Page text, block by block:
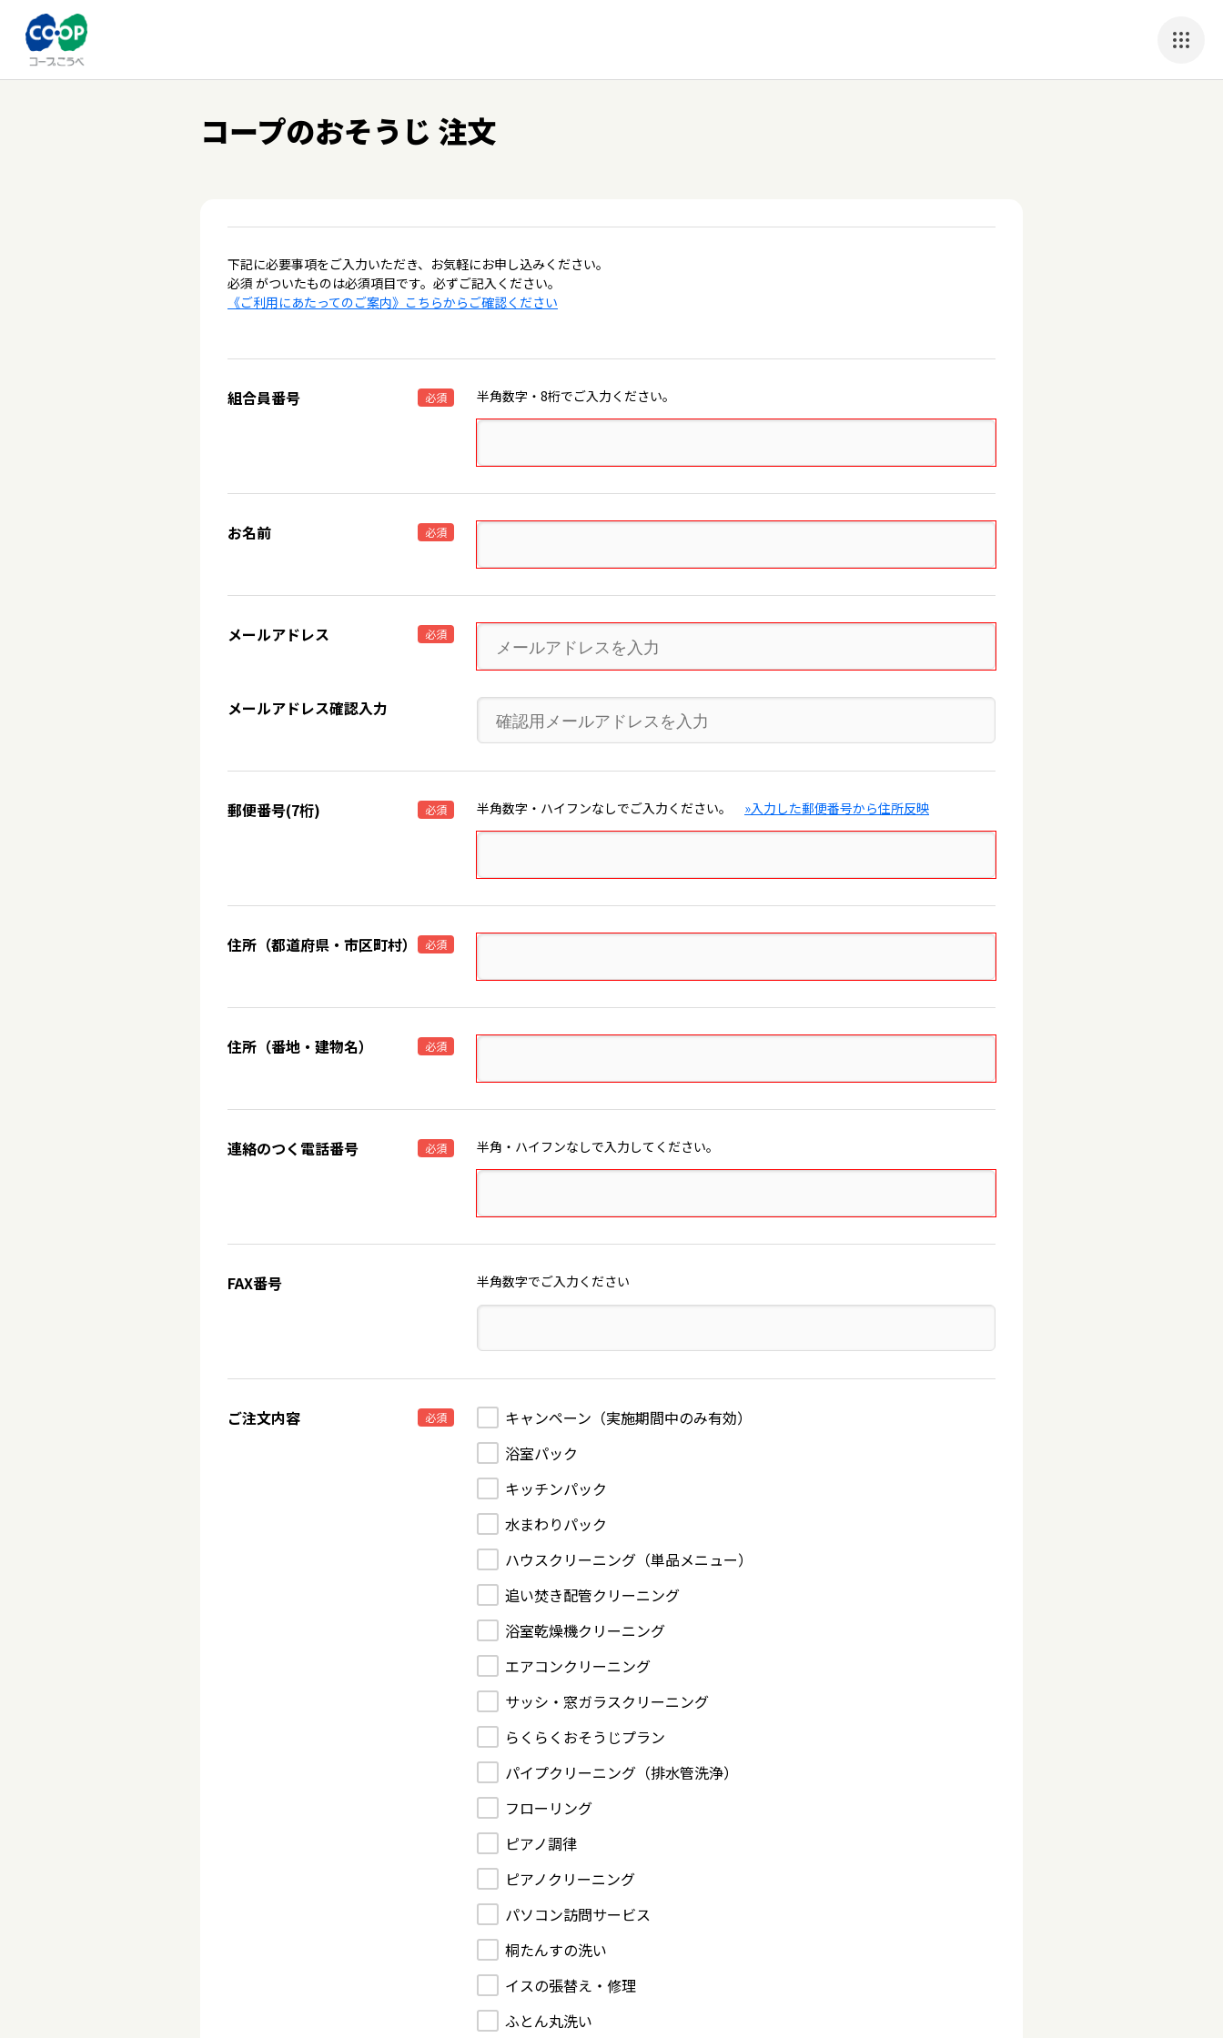
コープのおそうじ 注文
下記に必要事項をご入力いただき、お気軽にお申し込みください。
必須 がついたものは必須項目です。必ずご記入ください。
《ご利用にあたってのご案内》こちらからご確認ください
組合員番号 必須 半角数字・8桁でご入力ください。
お名前 必須
メールアドレス 必須
メールアドレス確認入力
郵便番号(7桁) 必須 半角数字・ハイフンなしでご入力ください。 »入力した郵便番号から住所反映
住所（都道府県・市区町村） 必須
住所（番地・建物名） 必須
連絡のつく電話番号 必須 半角・ハイフンなしで入力してください。
FAX番号 半角数字でご入力ください
ご注文内容 必須
キャンペーン（実施期間中のみ有効）
浴室パック
キッチンパック
水まわりパック
ハウスクリーニング（単品メニュー）
追い焚き配管クリーニング
浴室乾燥機クリーニング
エアコンクリーニング
サッシ・窓ガラスクリーニング
らくらくおそうじプラン
パイプクリーニング（排水管洗浄）
フローリング
ピアノ調律
ピアノクリーニング
パソコン訪問サービス
桐たんすの洗い
イスの張替え・修理
ふとん丸洗い